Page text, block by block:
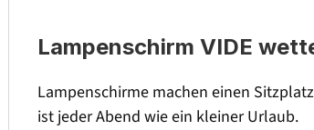
Lampenschirm VIDE
Lampenschirme machen einen
ist jeder Abend wie ein kleiner Urlaub.